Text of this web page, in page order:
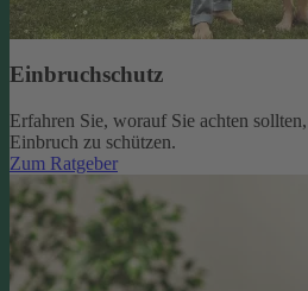
Einbruchschutz
Erfahren Sie, worauf Sie achten
Einbruch zu schützen.
Zum Ratgeber